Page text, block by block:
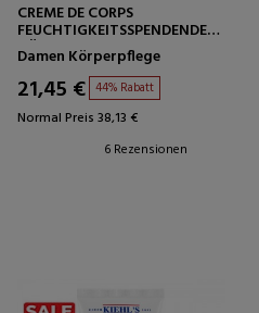
CREME DE CORPS
FEUCHTIGKEITSSPENDENDE
KÖRPERCREME
Damen Körperpflege
21,45 € 44% Rabatt
Normal Preis 38,13 €
6 Rezensionen